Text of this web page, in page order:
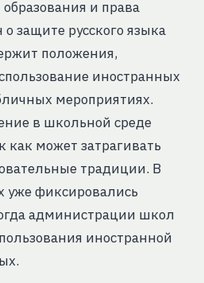
и права
защите русского языка
положения,
иностранных
мероприятиях.
в школьной среде
как может затрагивать
традиции. В
уже фиксировались
администрации школ
иностранной